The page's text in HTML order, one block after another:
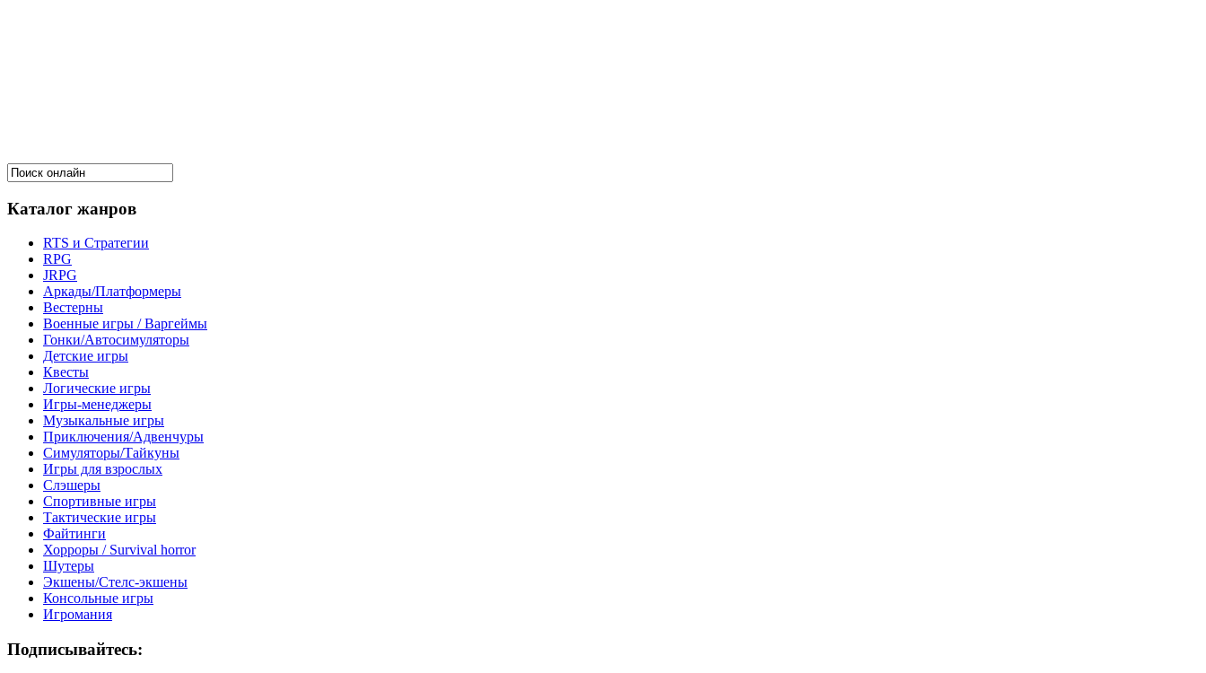
Каталог жанров
RTS и Стратегии
RPG
JRPG
Аркады/Платформеры
Вестерны
Военные игры / Варгеймы
Гонки/Автосимуляторы
Детские игры
Квесты
Логические игры
Игры-менеджеры
Музыкальные игры
Приключения/Адвенчуры
Симуляторы/Тайкуны
Игры для взрослых
Слэшеры
Спортивные игры
Тактические игры
Файтинги
Хорроры / Survival horror
Шутеры
Экшены/Стелс-экшены
Консольные игры
Игромания
Подписывайтесь: